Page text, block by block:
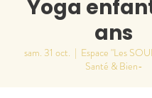
Yoga
ans
sam. 31 oct.
  |
Espace "Les
Santé & Bien-